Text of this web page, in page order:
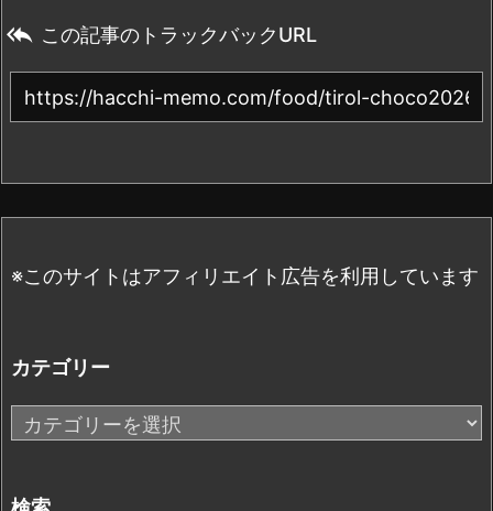
 この記事のトラックバックURL
※このサイトはアフィリエイト広告を利用しています
カテゴリー
カ
テ
リ